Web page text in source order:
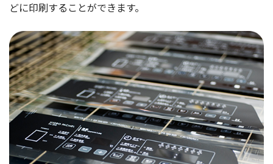
どに印刷することができます。